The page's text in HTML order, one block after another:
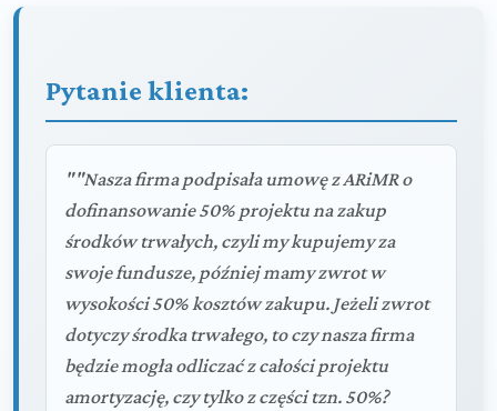
Pytanie klienta:
""Nasza firma podpisała umowę z ARiMR o
dofinansowanie 50% projektu na zakup
środków trwałych, czyli my kupujemy za
swoje fundusze, później mamy zwrot w
wysokości 50% kosztów zakupu. Jeżeli zwrot
dotyczy środka trwałego, to czy nasza firma
będzie mogła odliczać z całości projektu
amortyzację, czy tylko z części tzn. 50%?